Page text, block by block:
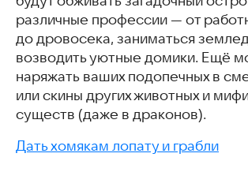
различные профессии — от
до дровосека, заниматься
возводить уютные домики. Ещё
наряжать ваших подопечных в
или скины других животных и
существ (даже в драконов).
Дать хомякам лопату и грабли